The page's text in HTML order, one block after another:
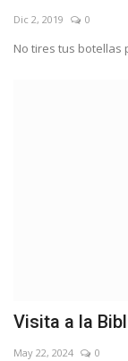
Dic 2, 2019 0
No tires tus botellas
Visita a la
May 22, 2024 0